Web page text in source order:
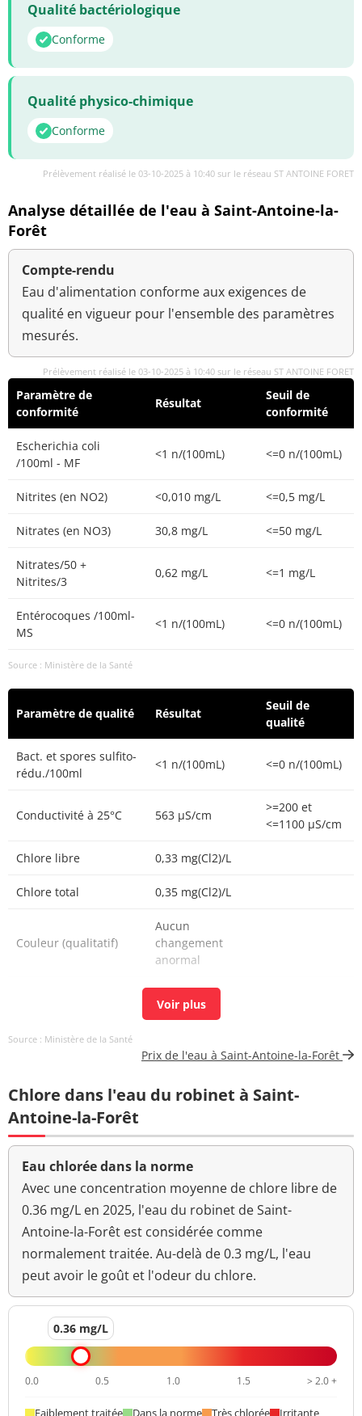
Qualité bactériologique
Conforme
Qualité physico-chimique
Conforme
Prélèvement réalisé le 03-10-2025 à 10:40 sur le réseau ST ANTOINE FORET
Analyse détaillée de l'eau à Saint-Antoine-la-
Forêt
Compte-rendu
Eau d'alimentation conforme aux exigences de
qualité en vigueur pour l'ensemble des paramètres
mesurés.
Prélèvement réalisé le 03-10-2025 à 10:40 sur le réseau ST ANTOINE FORET
Paramètre de
conformité
Résultat
Seuil de
conformité
Escherichia coli
/100ml - MF
<1 n/(100mL) <=0 n/(100mL)
Nitrites (en NO2) <0,010 mg/L <=0,5 mg/L
Nitrates (en NO3) 30,8 mg/L <=50 mg/L
Nitrates/50 +
Nitrites/3
0,62 mg/L <=1 mg/L
Entérocoques /100ml-
MS
<1 n/(100mL) <=0 n/(100mL)
Source : Ministère de la Santé
Paramètre de qualité Résultat
Seuil de
qualité
Bact. et spores sulfito-
rédu./100ml
<1 n/(100mL) <=0 n/(100mL)
Conductivité à 25°C 563 µS/cm
>=200 et
<=1100 µS/cm
Chlore libre 0,33 mg(Cl2)/L
Chlore total 0,35 mg(Cl2)/L
Couleur (qualitatif)
Aucun
changement
anormal
<1 n/(100mL)
Bact. aér. revivifiables
<1 n/mL
Bact. aér. revivifiables
à 36°-44h
<1 n/mL
Ammonium (en NH4) <0,020 mg/L <=0,1 mg/L
Odeur (qualitatif)
changement
anormal
pH 7,6 unité pH
>=6,5 et <=9
Saveur (qualitatif)
Aucun
Température de l'eau 16 °C <=25 °C
0,20 NFU <=2 NFU
Source : Ministère de la Santé
Prix de l'eau à Saint-Antoine-la-Forêt
Chlore dans l'eau du robinet à Saint-
Antoine-la-Forêt
Eau chlorée dans la norme
Avec une concentration moyenne de chlore libre de
0.36 mg/L en 2025, l'eau du robinet de Saint-
Antoine-la-Forêt est considérée comme
normalement traitée. Au-delà de 0.3 mg/L, l'eau
peut avoir le goût et l'odeur du chlore.
0.36 mg/L
0.0 0.5 1.0 1.5 > 2.0 +
Faiblement traitée Dans la norme Très chlorée Irritante